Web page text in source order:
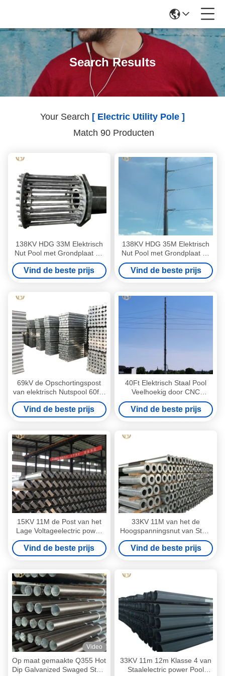
Search Results
Your Search [ Electric Utility Pole ]
Match 90 Producten
138KV HDG 33M Elektrisch
Nut Pool met Grondplaat en
M42-Ankerbout 100FT
105FT Graad 0-5
Vind de beste prijs
138KV HDG 35M Elektrisch
Nut Pool met Grondplaat en
M48-de Graad van
Ankerbout 60-90
Vind de beste prijs
69kV de Opschortingspost
van elektrisch Nutspool 60ft -
80ft voor Filippijnen NGCP
Vind de beste prijs
40Ft Elektrisch Staal Pool
Veelhoekig door CNC
Laserknipsel
Vind de beste prijs
15KV 11M de Post van het
Lage Voltageelectric power
van Steel Utility Pole
1050daN
Vind de beste prijs
33KV 11M van het de
Hoogspanningsnut van Steel
Utility Pole 990daN de Macht
Pool
Vind de beste prijs
Video
Op maat gemaakte Q355 Hot
Dip Galvanized Swaged Steel
33KV 11m 12m Klasse 4 van
Staalelectric power Pool